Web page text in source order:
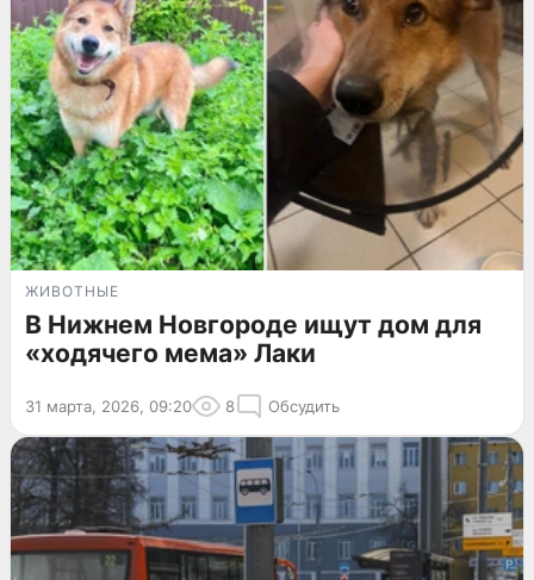
ЖИВОТНЫЕ
В Нижнем Новгороде ищут дом для
«ходячего мема» Лаки
31 марта, 2026, 09:20 8 Обсудить